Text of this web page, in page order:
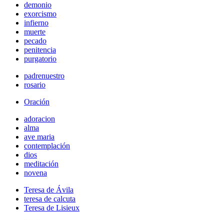
demonio
exorcismo
infierno
muerte
pecado
penitencia
purgatorio
padrenuestro
rosario
Oración
adoracion
alma
ave maria
contemplación
dios
meditación
novena
Teresa de Ávila
teresa de calcuta
Teresa de Lisieux